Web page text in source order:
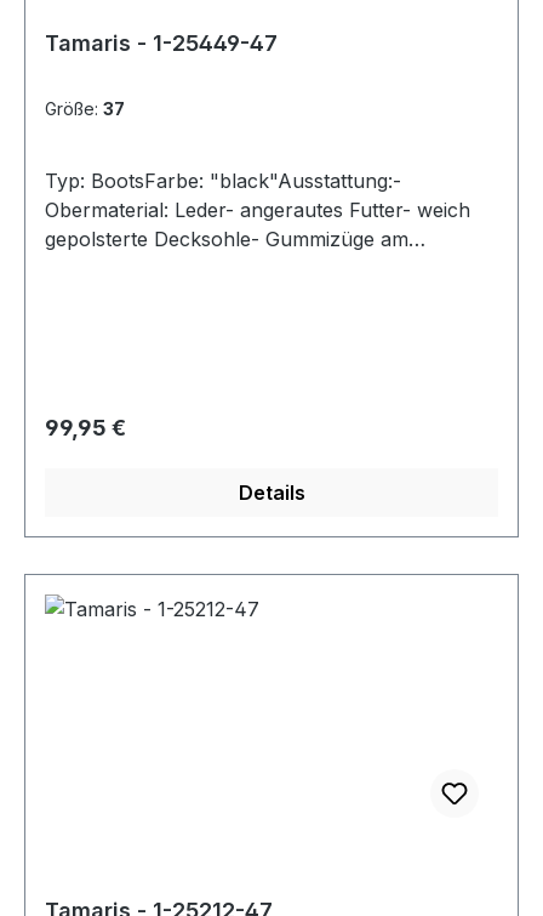
Tamaris - 1-25449-47
Größe: 37
Typ: BootsFarbe: "black"Ausstattung:-
Obermaterial: Leder- angerautes Futter- weich
gepolsterte Decksohle- Gummizüge am
Regulärer Preis:
99,95 €
Details
Tamaris - 1-25212-47